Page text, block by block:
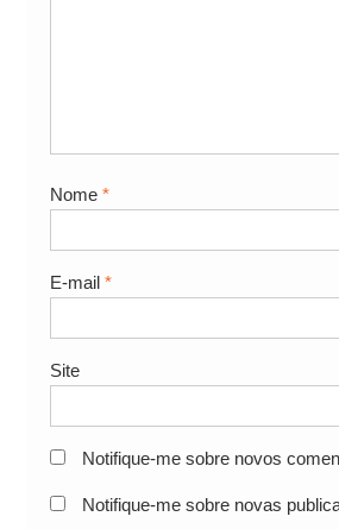
Nome *
E-mail *
Site
Notifique-me sobre novos
Notifique-me sobre novas